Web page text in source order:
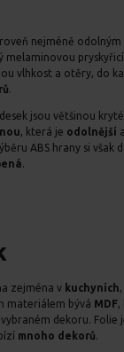
nejméně
melaminovou
vlhkost a otěry, do
.
jsou většinou kryté
, která je odolnější
ABS hrany si však
.
zejména v kuchyních
materiálem bývá MDF
dekoru. Folie
mnoho dekorů